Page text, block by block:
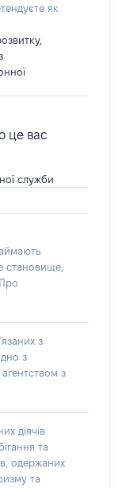
як
це вас
служби
становище,
з
з
з
діячів
та
одержаних
та